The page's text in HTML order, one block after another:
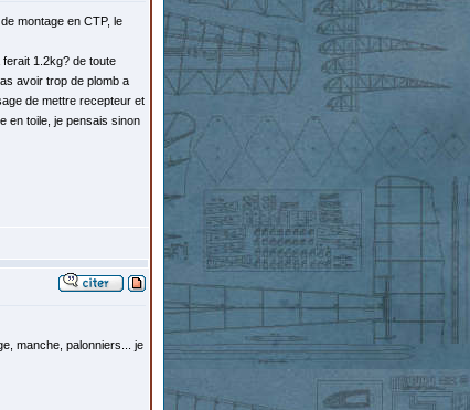
montage en CTP, le
1.2kg? de toute
avoir trop de plomb a
de mettre recepteur et
en toile, je pensais sinon
manche, palonniers... je